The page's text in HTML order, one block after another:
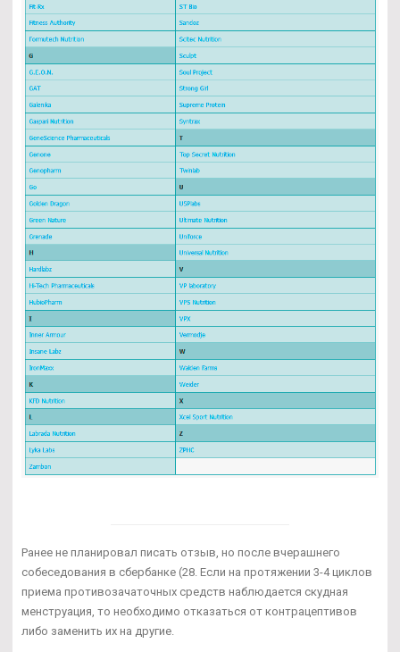
Ранее не планировал писать отзыв, но после вчерашнего
собеседования в сбербанке (28. Если на протяжении 3-4 циклов
приема противозачаточных средств наблюдается скудная
менструация, то необходимо отказаться от контрацептивов
либо заменить их на другие.